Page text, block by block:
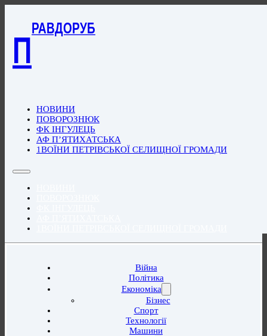
П
РАВДОРУБ
НОВИНИ
ПОВОРОЗНЮК
ФК ІНГУЛЕЦЬ
АФ П’ЯТИХАТСЬКА
1ВОЇНИ ПЕТРІВСЬКОЇ СЕЛИЩНОЇ ГРОМАДИ
Війна
Політика
Економіка
Бізнес
Спорт
Технології
Машини